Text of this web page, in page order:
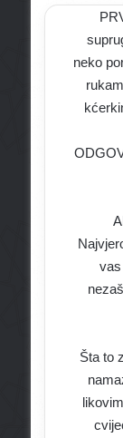
neko
vas
Šta to